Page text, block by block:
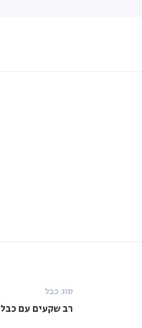
סוג כבל
רב שקעים עם כבל